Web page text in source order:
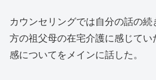
カウンセリングでは自分の話の
方の祖父母の在宅介護に感じて
感についてをメインに話した。